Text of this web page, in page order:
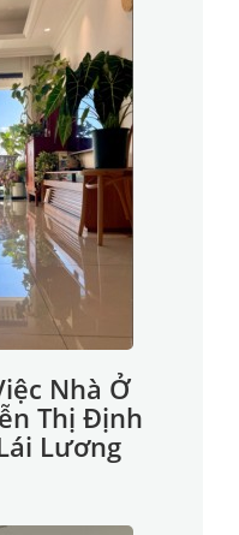
Nhà Ở
Thị Định
Lương